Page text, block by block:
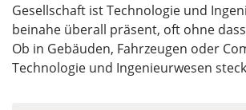
Gesellschaft ist Technologie und
beinahe überall präsent, oft ohne
Ob in Gebäuden, Fahrzeugen oder
Technologie und Ingenieurwesen